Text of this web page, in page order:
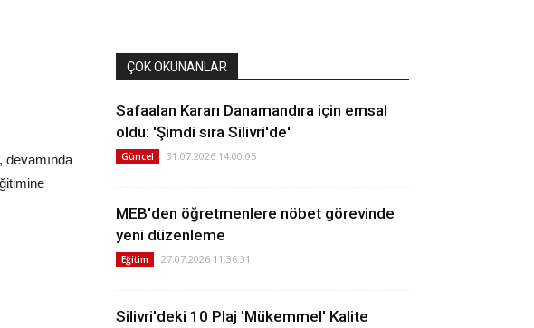
devamında
ÇOK OKUNANLAR
Safaalan Kararı Danamandıra için emsal
oldu: 'Şimdi sıra Silivri'de'
Güncel 31.07.2026 14:00:05
MEB'den öğretmenlere nöbet görevinde
yeni düzenleme
Eğitim 27.07.2026 11:36:31
Silivri'deki 10 Plaj 'Mükemmel' Kalite